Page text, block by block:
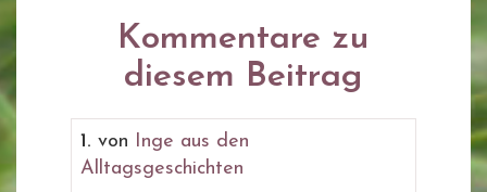
Kommentare zu
diesem Beitrag
1. von Inge aus den
Alltagsgeschichten